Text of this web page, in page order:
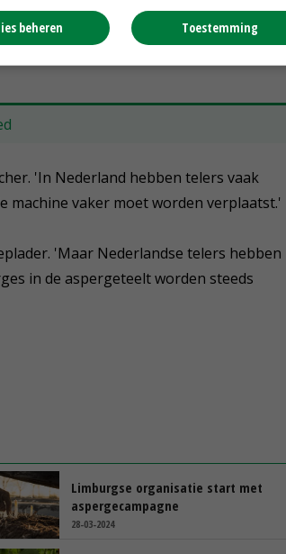
het minimumloon dit jaar fors gestegen.
kosten, dus dat gaat vanaf dit jaar
'In Nederland hebben telers vaak
machine vaker moet worden verplaatst.'
'Maar Nederlandse telers hebben
in de aspergeteelt worden steeds
Limburgse organisatie start met
aspergecampagne
28-03-2024
Toestemming
beheren